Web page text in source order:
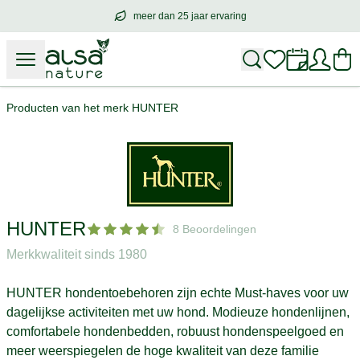
meer dan 25 jaar ervaring
meer dan25 jaar ervaring
Producten van het merk HUNTER
HUNTER 8 Beoordelingen
Merkkwaliteit sinds 1980
HUNTER hondentoebehoren zijn echte Must-haves voor uw
dagelijkse activiteiten met uw hond. Modieuze hondenlijnen,
comfortabele hondenbedden, robuust hondenspeelgoed en
meer weerspiegelen de hoge kwaliteit van deze familie